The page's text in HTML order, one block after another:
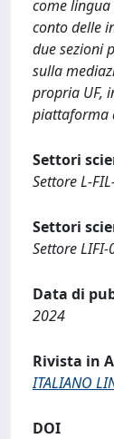
come lingua
conto delle
due sezioni
sulla
propria UF,
piattaforma
Settori
Settore L-
Settori
Settore
Data di
2024
Rivista in
ITALIANO
DOI